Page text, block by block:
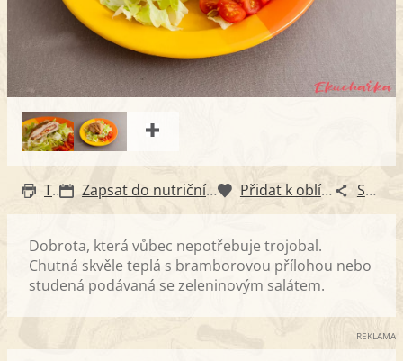
Tisk Zapsat do nutričního diáře Přidat k oblíbeným Sdílet
Dobrota, která vůbec nepotřebuje trojobal.
Chutná skvěle teplá s bramborovou přílohou nebo
studená podávaná se zeleninovým salátem.
REKLAMA